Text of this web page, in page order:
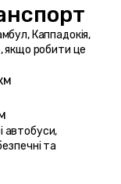
Каппадокія,
якщо робити це
автобуси,
та